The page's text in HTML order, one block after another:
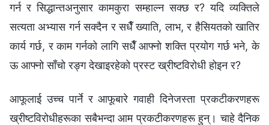
गर्न र सिद्धान्तअनुसार कामकुरा सम्हाल्न सक्छ र? यदि व्यक्तिले
सत्यता अभ्यास गर्न सक्दैन र सधैँ ख्याति, लाभ, र हैसियतको खातिर
कार्य गर्छ, र काम गर्नको लागि सधैँ आफ्नो शक्ति प्रयोग गर्छ भने, के
ऊ आफ्नो साँचो रङ्ग देखाइरहेको प्रस्ट ख्रीष्टविरोधी होइन र?
आफूलाई उच्च पार्ने र आफूबारे गवाही दिनेजस्ता प्रकटीकरणहरू
ख्रीष्टविरोधीहरूका सबैभन्दा आम प्रकटीकरणहरू हुन्। चाहे दैनिक